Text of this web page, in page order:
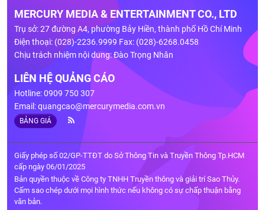
MERCURY MEDIA & ENTERTAINMENT CO., LTD
Trụ sở: 27 đường A4, phường Bảy Hiền, thành phố Hồ Chí Minh
Điện thoại: (028)-2236.9999 Fax: (028)-6268.0458
Chịu trách nhiệm nội dung: Đào Trọng Nhân
LIÊN HỆ QUẢNG CÁO
Hotline: 0909 750 307
Email:quangcao@mercurymedia.com.vn
BẢNG GIÁ
Giấy phép số 02/GP-TTĐT do Sở Thông Tin và Truyền Thông Tp.HCM
cấp ngày 06/01/2025
Bản quyền thuộc về Công ty TNHH Truyền thông và giải trí Sao Thủy.
Cấm sao chép dưới mọi hình thức nếu không có sự chấp thuận bằng
văn bản.